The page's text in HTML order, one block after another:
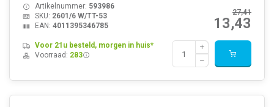
27,41
13,43
Artikelnummer: 593986
SKU: 2601/6 W/TT-53
EAN: 4011395346785
Voor 21u besteld, morgen in huis*
Voorraad: 283